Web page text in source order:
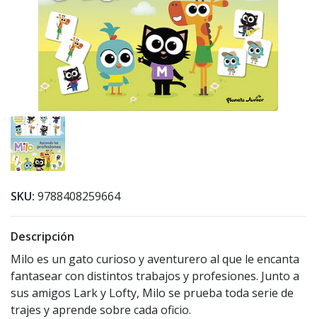
SKU: 9788408259664
Descripción
Milo es un gato curioso y aventurero al que le encanta
fantasear con distintos trabajos y profesiones. Junto a
sus amigos Lark y Lofty, Milo se prueba toda serie de
trajes y aprende sobre cada oficio.